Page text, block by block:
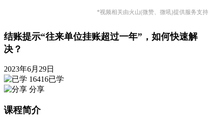
*视频相关由火山(微赞、微吼)提供服务支持
结账提示“往来单位挂账超过一年”，如何快速解
决？
2023年6月29日
16416已学
分享
课程简介